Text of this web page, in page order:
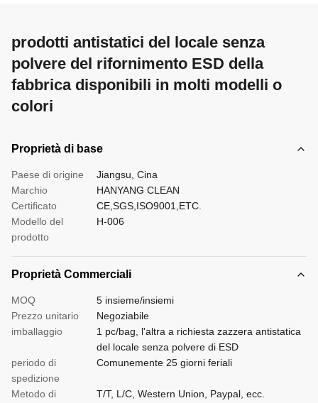
prodotti antistatici del locale senza
polvere del rifornimento ESD della
fabbrica disponibili in molti modelli o
colori
Proprietà di base
Paese di origine
Jiangsu, Cina
Marchio
HANYANG CLEAN
Certificato
CE,SGS,ISO9001,ETC.
Modello del
prodotto
H-006
Proprietà Commerciali
MOQ
5 insieme/insiemi
Prezzo unitario
Negoziabile
imballaggio
1 pc/bag, l'altra a richiesta zazzera antistatica
del locale senza polvere di ESD
periodo di
spedizione
Comunemente 25 giorni feriali
Metodo di
T/T, L/C, Western Union, Paypal, ecc.